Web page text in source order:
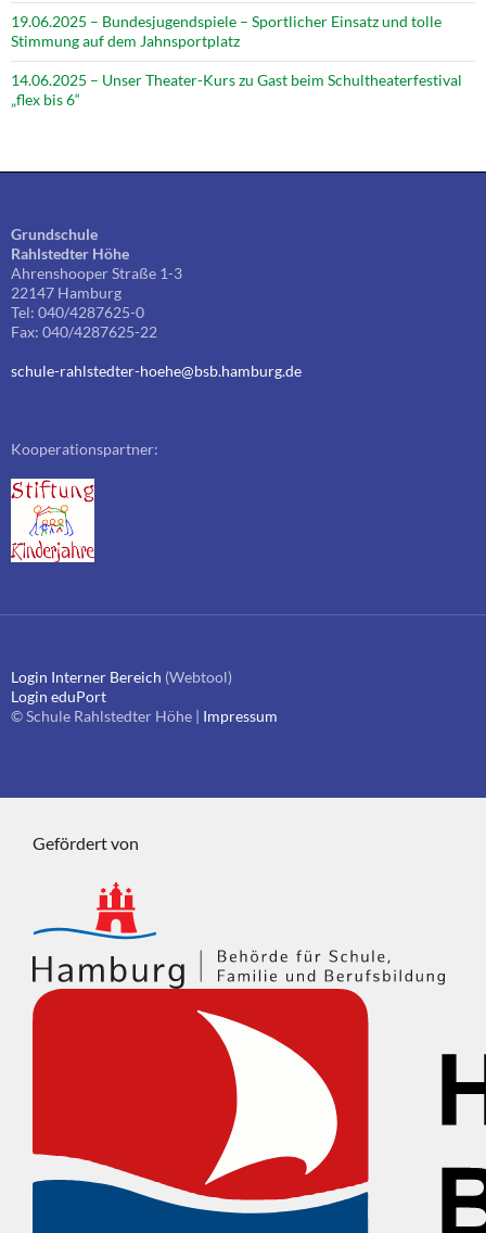
19.06.2025 – Bundesjugendspiele – Sportlicher Einsatz und tolle
Stimmung auf dem Jahnsportplatz
14.06.2025 – Unser Theater-Kurs zu Gast beim Schultheaterfestival
„flex bis 6“
Grundschule
Rahlstedter Höhe
Ahrenshooper Straße 1-3
22147 Hamburg
Tel: 040/4287625-0
Fax: 040/4287625-22
schule-rahlstedter-hoehe@bsb.hamburg.de
Kooperationspartner:
Login Interner Bereich (Webtool)
Login eduPort
© Schule Rahlstedter Höhe | Impressum
Gefördert von